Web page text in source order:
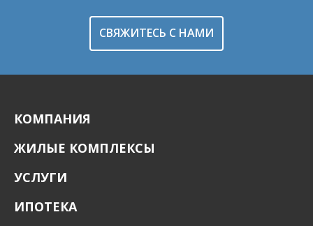
СВЯЖИТЕСЬ С НАМИ
КОМПАНИЯ
ЖИЛЫЕ КОМПЛЕКСЫ
УСЛУГИ
ИПОТЕКА